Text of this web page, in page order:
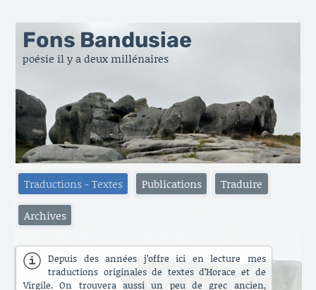
Fons Bandusiae
poésie il y a deux millénaires
Traductions - Textes Publications Traduire
Archives
Depuis des années j’offre ici en lecture mes
traductions originales de textes d’Horace et de
Virgile. On trouvera aussi un peu de grec ancien,